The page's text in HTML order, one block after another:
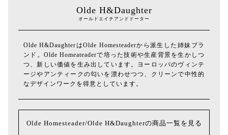
Olde H&Daughter
オールドエイチアンドドーター
Olde H&DaughterはOlde Homesteaderから派生した姉妹ブラ
ンド。Olde Homeateaderで培った技術や生産背景を生かしつ
つ、新しい価値を生み出しています。ヨーロッパのヴィンテ
ージやアンティークの匂いを漂わせつつ、クリーンで中性的
なデザインワークを得意としています。
Olde Homesteader/Olde H&Daughterの商品一覧を見る